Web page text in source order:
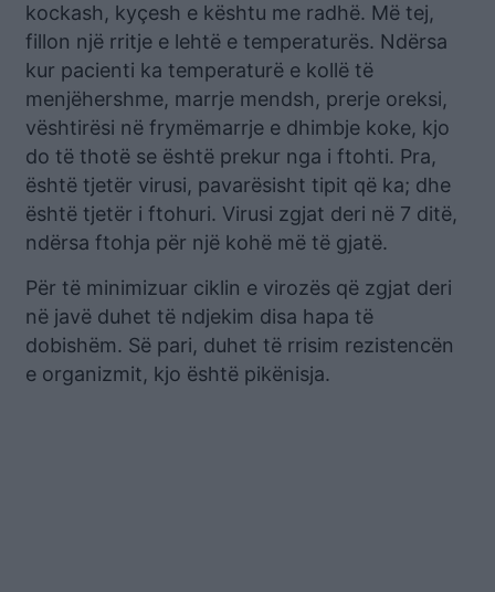
kockash, kyçesh e kështu me radhë. Më tej,
fillon një rritje e lehtë e temperaturës. Ndërsa
kur pacienti ka temperaturë e kollë të
menjëhershme, marrje mendsh, prerje oreksi,
vështirësi në frymëmarrje e dhimbje koke, kjo
do të thotë se është prekur nga i ftohti. Pra,
është tjetër virusi, pavarësisht tipit që ka; dhe
është tjetër i ftohuri. Virusi zgjat deri në 7 ditë,
ndërsa ftohja për një kohë më të gjatë.
Për të minimizuar ciklin e virozës që zgjat deri
në javë duhet të ndjekim disa hapa të
dobishëm. Së pari, duhet të rrisim rezistencën
e organizmit, kjo është pikënisja.